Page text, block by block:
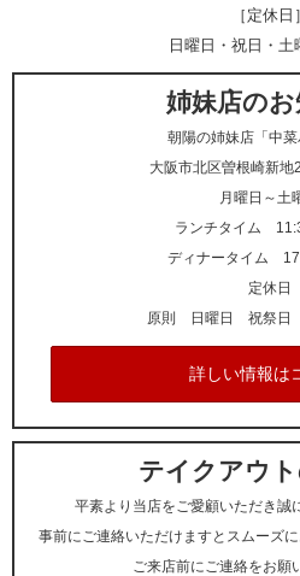
［定休日］
日曜日・祝日・土
姉妹店の
朝陽の姉妹店「中菜
大阪市北区曽根崎新地
月曜日～土
ランチタイム
ディナータイム
定休日
原則 日曜日 祝祭日
詳しい情報は
テイクアウ
平素より当店をご愛顧いただき誠
事前にご連絡いただけますとスムーズ
ご来店前にご連絡をお願